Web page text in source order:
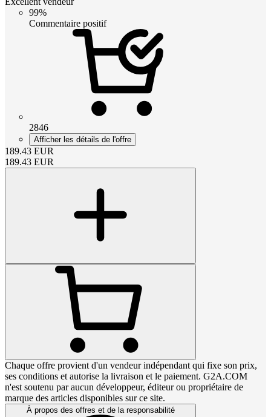
99%
Commentaire positif
2846
Afficher les détails de l'offre
189.43 EUR
189.43 EUR
Chaque offre provient d'un vendeur indépendant qui fixe son prix,
ses conditions et autorise la livraison et le paiement. G2A.COM
n'est soutenu par aucun développeur, éditeur ou propriétaire de
marque des articles disponibles sur ce site.
À propos des offres et de la responsabilité